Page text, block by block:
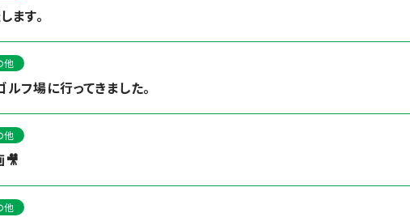
ます。
他
フ場に行ってきました。
他
🎥
他